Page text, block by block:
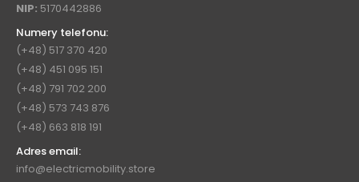
NIP: 5170442886
Numery telefonu:
(+48) 517 370 420
(+48) 451 095 151
(+48) 791 702 200
(+48) 573 743 876
(+48) 663 818 191
Adres email:
info@electricmobility.store